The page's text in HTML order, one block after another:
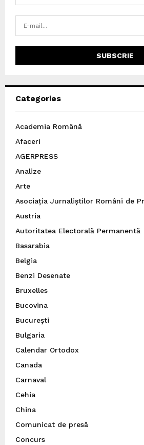
Categories
Academia Română
Afaceri
AGERPRESS
Analize
Arte
Asociația Jurnaliștilor Români de
Austria
Autoritatea Electorală Permanentă
Basarabia
Belgia
Benzi Desenate
Bruxelles
Bucovina
București
Bulgaria
Calendar Ortodox
Canada
Carnaval
Cehia
China
Comunicat de presă
Concurs